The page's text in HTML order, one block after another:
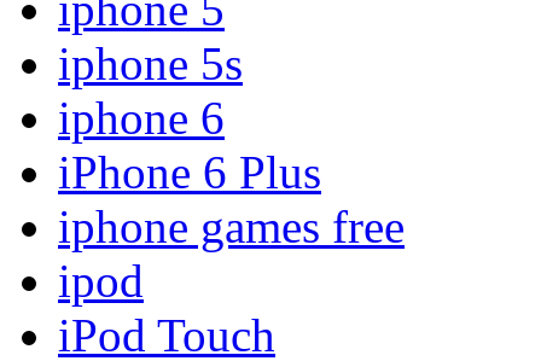
iphone 5s
iphone 6
iPhone 6 Plus
iphone games free
ipod
iPod Touch